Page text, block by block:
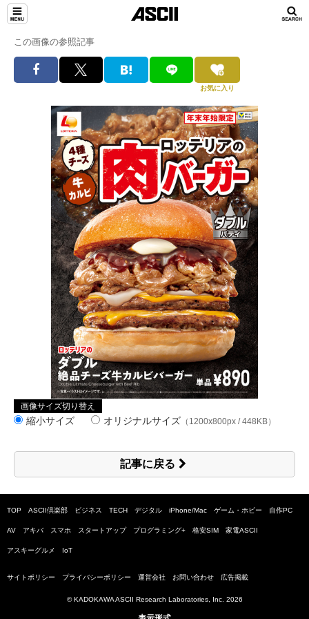
この画像の参照記事
お気に入り
画像サイズ切り替え
縮小サイズ オリジナルサイズ （1200x800px / 448KB）
記事に戻る
TOP ASCII倶楽部 ビジネス TECH デジタル iPhone/Mac ゲーム・ホビー 自作PC
AV アキバ スマホ スタートアップ プログラミング+ 格安SIM 家電ASCII
アスキーグルメ IoT
サイトポリシー プライバシーポリシー 運営会社 お問い合わせ 広告掲載
© KADOKAWA ASCII Research Laboratories, Inc. 2026